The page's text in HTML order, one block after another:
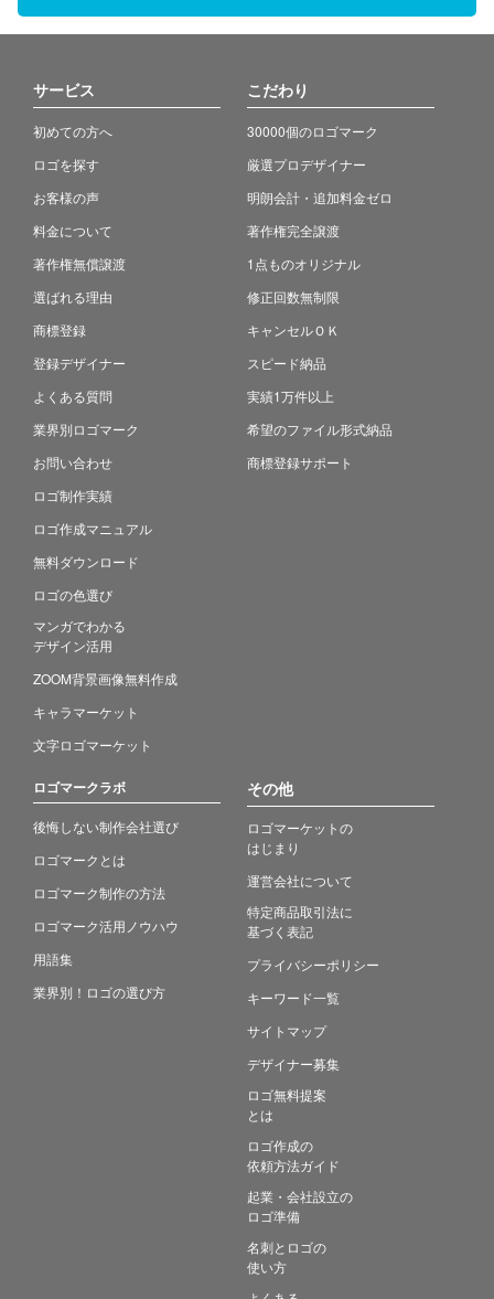
サービス
初めての方へ
ロゴを探す
お客様の声
料金について
著作権無償譲渡
選ばれる理由
商標登録
登録デザイナー
よくある質問
業界別ロゴマーク
お問い合わせ
ロゴ制作実績
ロゴ作成マニュアル
無料ダウンロード
ロゴの色選び
マンガでわかる
デザイン活用
ZOOM背景画像無料作成
キャラマーケット
文字ロゴマーケット
こだわり
30000個のロゴマーク
厳選プロデザイナー
明朗会計・追加料金ゼロ
著作権完全譲渡
1点ものオリジナル
修正回数無制限
キャンセルＯＫ
スピード納品
実績1万件以上
希望のファイル形式納品
商標登録サポート
ロゴマークラボ
後悔しない制作会社選び
ロゴマークとは
ロゴマーク制作の方法
ロゴマーク活用ノウハウ
用語集
業界別！ロゴの選び方
その他
ロゴマーケットの
はじまり
運営会社について
特定商品取引法に
基づく表記
プライバシーポリシー
キーワード一覧
サイトマップ
デザイナー募集
ロゴ無料提案
とは
ロゴ作成の
依頼方法ガイド
起業・会社設立の
ロゴ準備
名刺とロゴの
使い方